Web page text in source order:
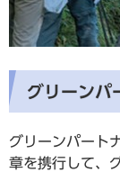
グリーンパ
グリーンパート
章を携行して、